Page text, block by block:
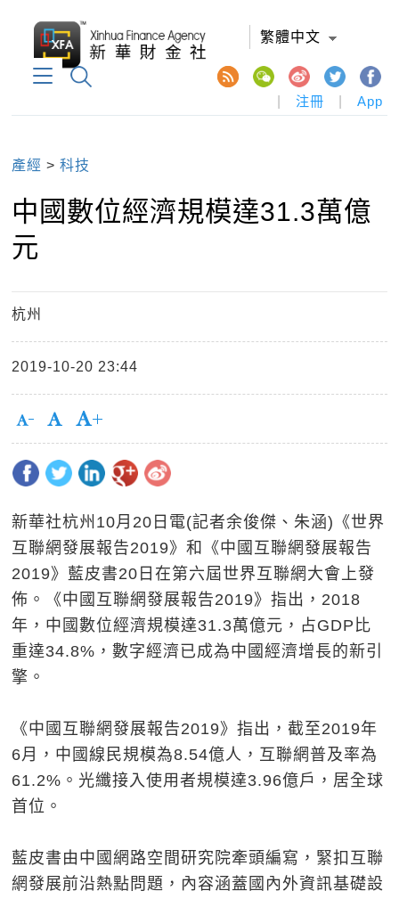
繁體中文
注冊 App
產經 >科技
中國數位經濟規模達31.3萬億
元
杭州
2019-10-20 23:44
新華社杭州10月20日電(記者余俊傑、朱涵)《世界
互聯網發展報告2019》和《中國互聯網發展報告
2019》藍皮書20日在第六屆世界互聯網大會上發
佈。《中國互聯網發展報告2019》指出，2018
年，中國數位經濟規模達31.3萬億元，占GDP比
重達34.8%，數字經濟已成為中國經濟增長的新引
擎。
《中國互聯網發展報告2019》指出，截至2019年
6月，中國線民規模為8.54億人，互聯網普及率為
61.2%。光纖接入使用者規模達3.96億戶，居全球
首位。
藍皮書由中國網路空間研究院牽頭編寫，緊扣互聯
網發展前沿熱點問題，內容涵蓋國內外資訊基礎設